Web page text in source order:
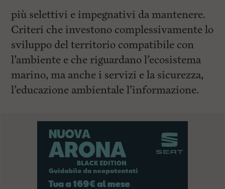
più selettivi e impegnativi da mantenere.
Criteri che investono complessivamente lo
sviluppo del territorio compatibile con
l’ambiente e che riguardano l’ecosistema
marino, ma anche i servizi e la sicurezza,
l’educazione ambientale l’informazione.